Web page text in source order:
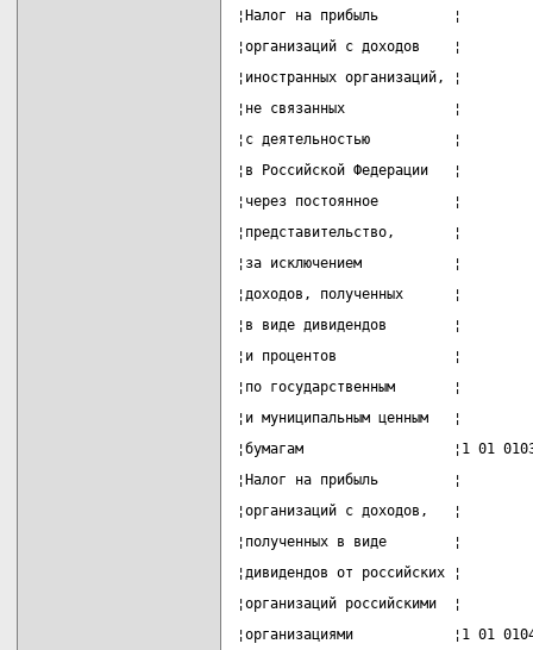
¦Налог на прибыль         ¦
¦организаций с доходов
¦иностранных
¦не связанных             ¦
¦с деятельностью          ¦
¦в Российской Федерации
¦через постоянное         ¦
¦представительство,
¦за исключением           ¦
¦доходов, полученных
¦в виде дивидендов        ¦
¦и процентов              ¦
¦по государственным
¦и муниципальным ценным
¦бумагам                  ¦1 01
¦Налог на прибыль         ¦
¦организаций с доходов,
¦полученных в виде        ¦
¦дивидендов от
¦организаций российскими
¦организациями            ¦1 01